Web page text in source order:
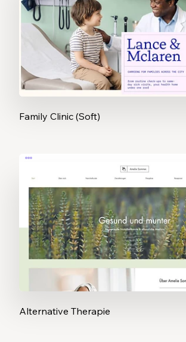
Family Clinic (Soft)
Alternative Therapie